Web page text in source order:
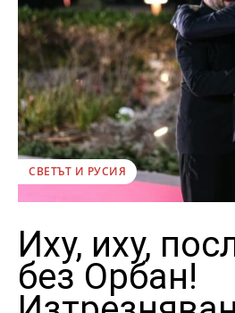
СВЕТЪТ И РУСИЯ
Иху, иху,
без Орбан!